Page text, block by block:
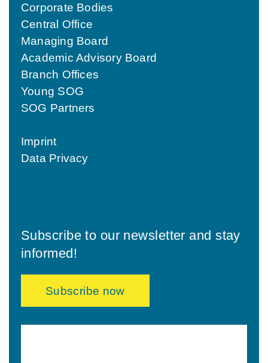
Corporate Bodies
Central Office
Managing Board
Academic Advisory Board
Branch Offices
Young SOG
SOG Partners
Imprint
Data Privacy
Subscribe to our newsletter and stay
informed!
Subscribe now